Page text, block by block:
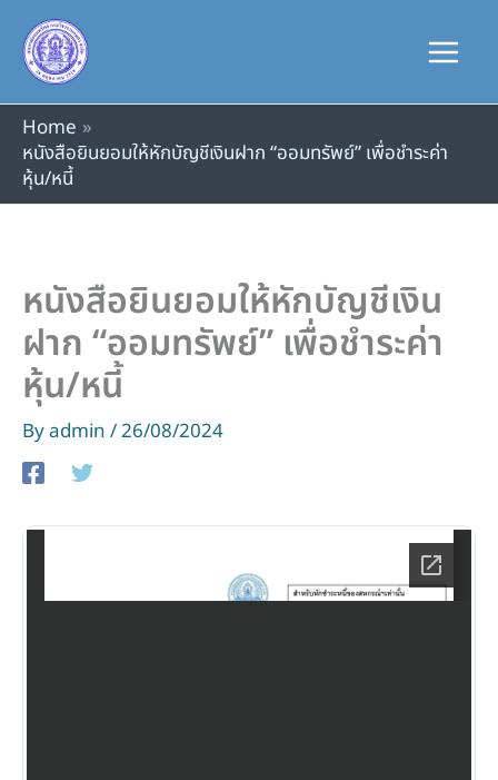
content
Home
หนังสือยินยอมให้หักบัญชีเงินฝาก “ออมทรัพย์” เพื่อชำระค่า
หุ้น/หนี้
หนังสือยินยอมให้หักบัญชีเงิน
ฝาก “ออมทรัพย์” เพื่อชำระค่า
หุ้น/หนี้
Byadmin/26/08/2024